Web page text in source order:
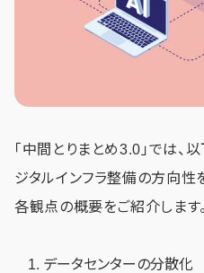
「中間とりまとめ3.0」では、
ジタルインフラ整備の方向性
各観点の概要をご紹介します。
データセンターの分散化